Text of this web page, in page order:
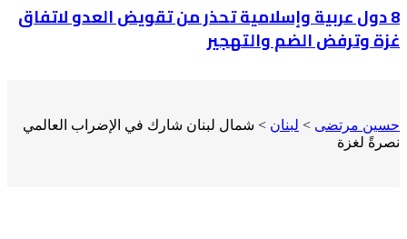
8 دول عربية وإسلامية تحذر من تقويض العدو لاتفاق
غزة وترفض الضم والتهجير
حسين مرتضى > لبنان > شمال لبنان شارك في الإضراب العالمي
نصرةً لغزة